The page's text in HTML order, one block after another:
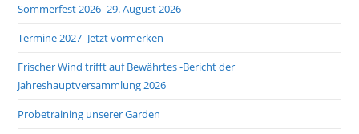
Sommerfest 2026 -29. August 2026
Termine 2027 -Jetzt vormerken
Frischer Wind trifft auf Bewährtes -Bericht der
Jahreshauptversammlung 2026
Probetraining unserer Garden